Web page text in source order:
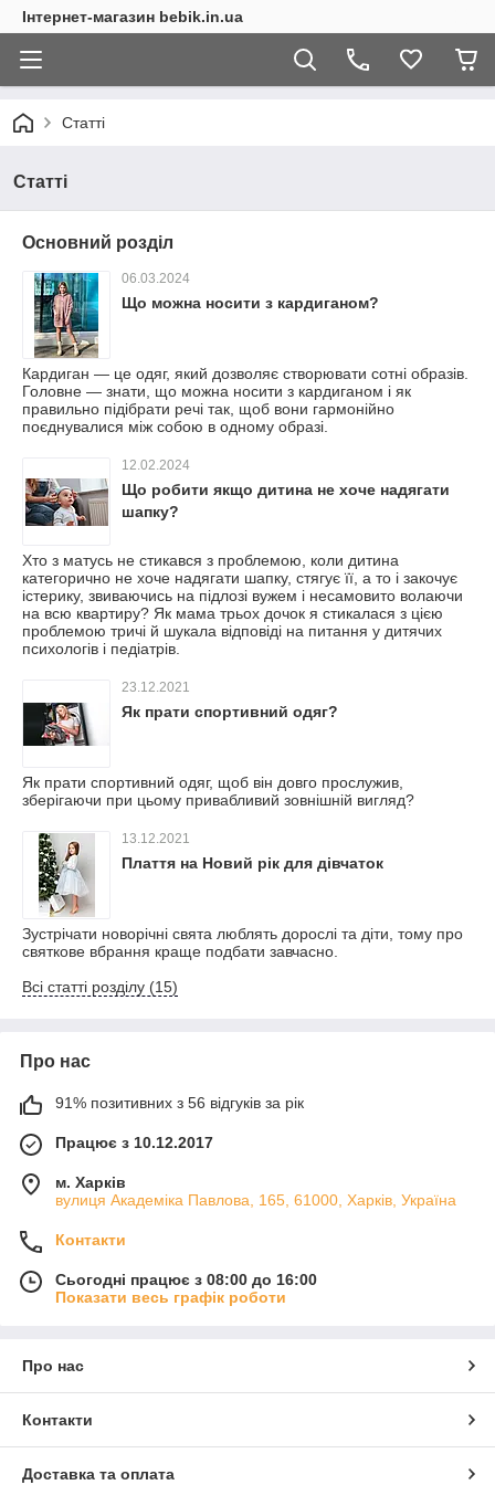
Інтернет-магазин bebik.in.ua
Статті
Статті
Основний розділ
06.03.2024
Що можна носити з кардиганом?
Кардиган — це одяг, який дозволяє створювати сотні образів.
Головне — знати, що можна носити з кардиганом і як
правильно підібрати речі так, щоб вони гармонійно
поєднувалися між собою в одному образі.
12.02.2024
Що робити якщо дитина не хоче надягати
шапку?
Хто з матусь не стикався з проблемою, коли дитина
категорично не хоче надягати шапку, стягує її, а то і закочує
істерику, звиваючись на підлозі вужем і несамовито волаючи
на всю квартиру? Як мама трьох дочок я стикалася з цією
проблемою тричі й шукала відповіді на питання у дитячих
психологів і педіатрів.
23.12.2021
Як прати спортивний одяг?
Як прати спортивний одяг, щоб він довго прослужив,
зберігаючи при цьому привабливий зовнішній вигляд?
13.12.2021
Плаття на Новий рік для дівчаток
Зустрічати новорічні свята люблять дорослі та діти, тому про
святкове вбрання краще подбати завчасно.
Всі статті розділу (15)
Про нас
91% позитивних з 56 відгуків за рік
Працює з 10.12.2017
м. Харків
вулиця Академіка Павлова, 165, 61000, Харків, Україна
Контакти
Сьогодні працює з 08:00 до 16:00
Показати весь графік роботи
Про нас
Контакти
Доставка та оплата